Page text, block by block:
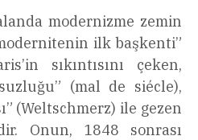
modernizme zemin
ilk başkenti”
sıkıntısını çeken,
(mal de siécle),
(Weltschmerz) ile gezen
Onun, 1848 sonrası